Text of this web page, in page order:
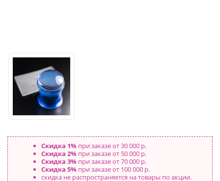
Скидка 1%при заказе от 30 000 р.
Скидка 2%при заказе от 50 000 р.
Скидка 3%при заказе от 70 000 р.
Скидка 5%при заказе от 100 000 р.
скидка не распространяется на товары по акции.